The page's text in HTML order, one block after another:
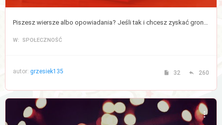
Piszesz wiersze albo opowiadania? Jeśli tak i chcesz zyskać grono czytelników to opublikuj tutaj swoją twórczość.
W: SPOŁECZNOŚĆ
autor: grzesiek135 32 260